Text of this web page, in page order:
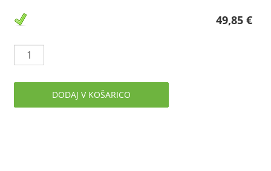
49,85 €
DODAJ V KOŠARICO